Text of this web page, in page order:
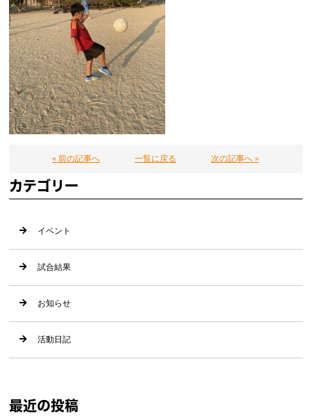
« 前の記事へ 一覧に戻る 次の記事へ »
カテゴリー
イベント
試合結果
お知らせ
活動日記
最近の投稿